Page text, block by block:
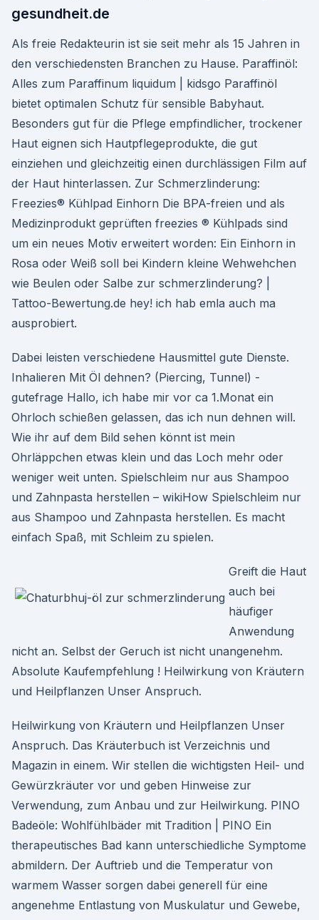
gesundheit.de
Als freie Redakteurin ist sie seit mehr als 15 Jahren in
den verschiedensten Branchen zu Hause. Paraffinöl:
Alles zum Paraffinum liquidum | kidsgo Paraffinöl
bietet optimalen Schutz für sensible Babyhaut.
Besonders gut für die Pflege empfindlicher, trockener
Haut eignen sich Hautpflegeprodukte, die gut
einziehen und gleichzeitig einen durchlässigen Film auf
der Haut hinterlassen. Zur Schmerzlinderung:
Freezies® Kühlpad Einhorn Die BPA-freien und als
Medizinprodukt geprüften freezies ® Kühlpads sind
um ein neues Motiv erweitert worden: Ein Einhorn in
Rosa oder Weiß soll bei Kindern kleine Wehwehchen
wie Beulen oder Salbe zur schmerzlinderung? |
Tattoo-Bewertung.de hey! ich hab emla auch ma
ausprobiert.
Dabei leisten verschiedene Hausmittel gute Dienste.
Inhalieren Mit Öl dehnen? (Piercing, Tunnel) -
gutefrage Hallo, ich habe mir vor ca 1.Monat ein
Ohrloch schießen gelassen, das ich nun dehnen will.
Wie ihr auf dem Bild sehen könnt ist mein
Ohrläppchen etwas klein und das Loch mehr oder
weniger weit unten. Spielschleim nur aus Shampoo
und Zahnpasta herstellen – wikiHow Spielschleim nur
aus Shampoo und Zahnpasta herstellen. Es macht
einfach Spaß, mit Schleim zu spielen.
Greift die Haut
auch bei
häufiger
Anwendung
nicht an. Selbst der Geruch ist nicht unangenehm.
Absolute Kaufempfehlung ! Heilwirkung von Kräutern
und Heilpflanzen Unser Anspruch.
Heilwirkung von Kräutern und Heilpflanzen Unser
Anspruch. Das Kräuterbuch ist Verzeichnis und
Magazin in einem. Wir stellen die wichtigsten Heil- und
Gewürzkräuter vor und geben Hinweise zur
Verwendung, zum Anbau und zur Heilwirkung. PINO
Badeöle: Wohlfühlbäder mit Tradition | PINO Ein
therapeutisches Bad kann unterschiedliche Symptome
abmildern. Der Auftrieb und die Temperatur von
warmem Wasser sorgen dabei generell für eine
angenehme Entlastung von Muskulatur und Gewebe,